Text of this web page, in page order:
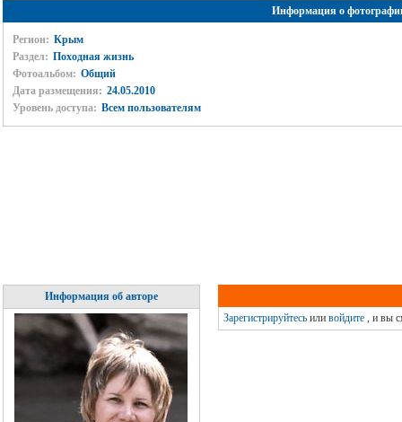
Информация о
Регион: Крым
Раздел: Походная жизнь
Фотоальбом: Общий
Дата размещения: 24.05.2010
Уровень доступа: Всем пользователям
Информация об авторе
Зарегистрируйтесьили войдите, и вы